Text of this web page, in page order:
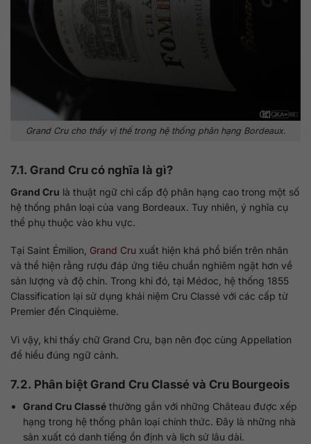
Grand Cru cho thấy vị thế trong hệ thống phân hạng Bordeaux.
7.1. Grand Cru có nghĩa là gì?
Grand Cru là thuật ngữ chỉ cấp độ phân hạng cao trong một số
hệ thống phân loại của vang Bordeaux. Tuy nhiên, ý nghĩa cụ
thể phụ thuộc vào khu vực.
Tại Saint Émilion, Grand Cru xuất hiện khá phổ biến trên nhãn
và thể hiện rằng rượu đáp ứng tiêu chuẩn nghiêm ngặt hơn về
sản lượng và độ chín. Trong khi đó, tại Médoc, hệ thống 1855
Classification lại sử dụng khái niệm Cru Classé với các cấp từ
Premier đến Cinquième.
Vì vậy, khi thấy chữ Grand Cru, bạn nên đọc cùng Appellation
để hiểu đúng ngữ cảnh.
7.2. Phân biệt Grand Cru Classé và Cru Bourgeois
Grand Cru Classé thường gắn với những Château được xếp
hạng trong hệ thống phân loại chính thức. Đây là những nhà
sản xuất có danh tiếng ổn định và lịch sử lâu dài.